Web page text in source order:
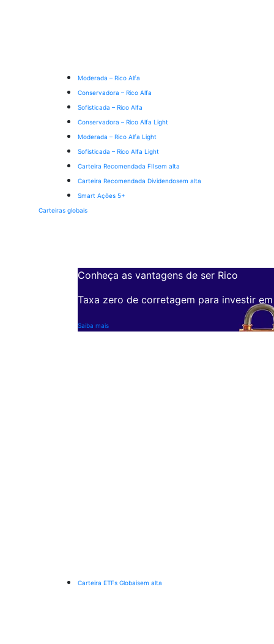
Moderada – Rico Alfa
Conservadora – Rico Alfa
Sofisticada – Rico Alfa
Conservadora – Rico Alfa Light
Moderada – Rico Alfa Light
Sofisticada – Rico Alfa Light
Carteira Recomendada FIIsem alta
Carteira Recomendada Dividendosem alta
Smart Ações 5+
Carteiras globais
Conheça as vantagens de ser Rico
Taxa zero de corretagem para investir
Saiba mais
Carteira ETFs Globaisem alta